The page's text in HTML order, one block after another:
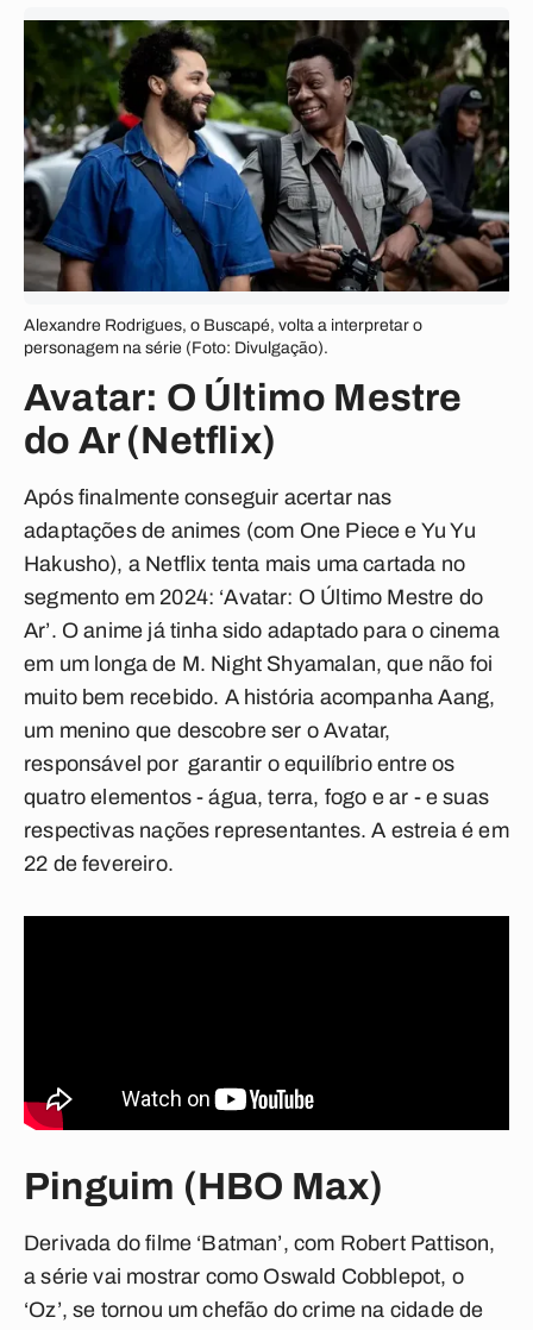
Alexandre Rodrigues, o Buscapé, volta a interpretar o
personagem na série (Foto: Divulgação).
Avatar: O Último Mestre
do Ar (Netflix)
Após finalmente conseguir acertar nas
adaptações de animes (com One Piece e Yu Yu
Hakusho), a Netflix tenta mais uma cartada no
segmento em 2024: ‘Avatar: O Último Mestre do
Ar’. O anime já tinha sido adaptado para o cinema
em um longa de M. Night Shyamalan, que não foi
muito bem recebido. A história acompanha Aang,
um menino que descobre ser o Avatar,
responsável por garantir o equilíbrio entre os
quatro elementos - água, terra, fogo e ar - e suas
respectivas nações representantes. A estreia é em
22 de fevereiro.
Pinguim (HBO Max)
Derivada do filme ‘Batman’, com Robert Pattison,
a série vai mostrar como Oswald Cobblepot, o
‘Oz’, se tornou um chefão do crime na cidade de